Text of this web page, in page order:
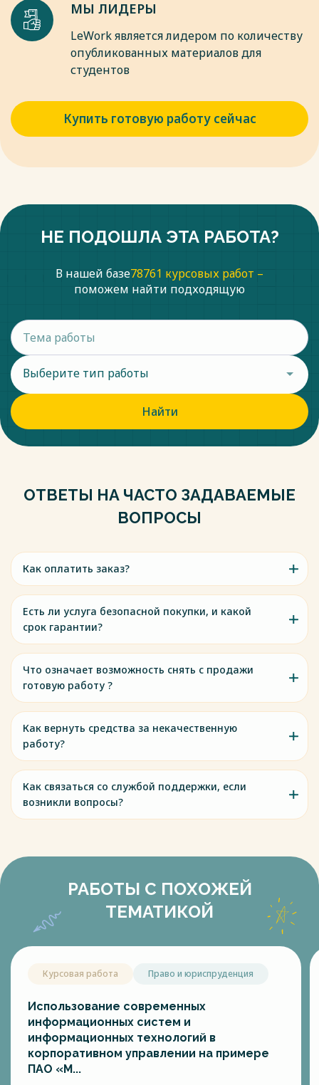
МЫ ЛИДЕРЫ
LeWork является лидером по количеству
опубликованных материалов для
студентов
Купить готовую работу сейчас
НЕ ПОДОШЛА ЭТА РАБОТА?
В нашей базе78761 курсовых работ –
поможем найти подходящую
Выберите тип работы
Найти
ОТВЕТЫ НА ЧАСТО ЗАДАВАЕМЫЕ
ВОПРОСЫ
Как оплатить заказ?
Есть ли услуга безопасной покупки, и какой
срок гарантии?
Что означает возможность снять с продажи
готовую работу ?
Как вернуть средства за некачественную
работу?
Как связаться со службой поддержки, если
возникли вопросы?
РАБОТЫ С ПОХОЖЕЙ
ТЕМАТИКОЙ
Курсовая работа Право и юриспруденция
Использование современных
информационных систем и
информационных технологий в
корпоративном управлении на примере
ПАО «М...